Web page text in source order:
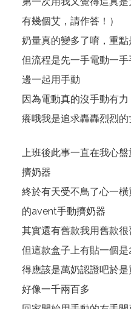
有幾個艾，請作答！）
奶量真的變多了唷，重
但流程是先一手電動一
邊一起用手動
因為電動真的沒手動有
癢哦我是追求轟轟烈烈的
上班後此事一直在我心
擠奶器
終於有天受不鳥了心一
的avent手動擠奶器
其實還有舊款我用舊款
但這款盒子上有貼一個
得應該是萬奶認證吧於是
好像一千兩百多